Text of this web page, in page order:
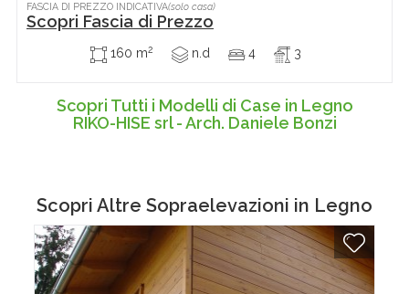
FASCIA DI PREZZO INDICATIVA(solo casa)
Scopri Fascia di Prezzo
160 m2 n.d 4 3
Scopri Tutti i Modelli di Case in Legno
RIKO-HISE srl - Arch. Daniele Bonzi
Scopri Altre Sopraelevazioni in Legno